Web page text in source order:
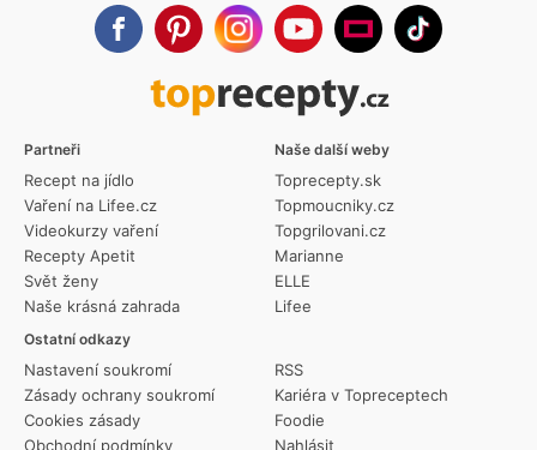
Partneři
Recept na jídlo
Vaření na Lifee.cz
Videokurzy vaření
Recepty Apetit
Svět ženy
Naše krásná zahrada
Ostatní odkazy
Nastavení soukromí
Zásady ochrany soukromí
Cookies zásady
Obchodní podmínky
RSS
Kariéra v Topreceptech
Foodie
Nahlásit
Naše další weby
Toprecepty.sk
Topmoucniky.cz
Topgrilovani.cz
Marianne
ELLE
Lifee